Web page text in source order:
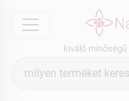
menu
kiváló
keresés